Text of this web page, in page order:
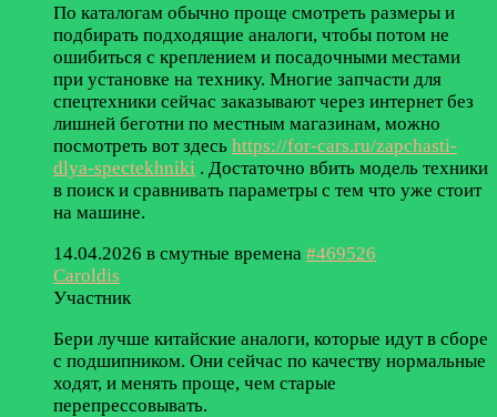
По каталогам обычно проще смотреть размеры и
подбирать подходящие аналоги, чтобы потом не
ошибиться с креплением и посадочными местами
при установке на технику. Многие запчасти для
спецтехники сейчас заказывают через интернет без
лишней беготни по местным магазинам, можно
посмотреть вот здесь https://for-cars.ru/zapchasti-
dlya-spectekhniki . Достаточно вбить модель техники
в поиск и сравнивать параметры с тем что уже стоит
на машине.
14.04.2026 в смутные времена #469526
Caroldis
Участник
Бери лучше китайские аналоги, которые идут в сборе
с подшипником. Они сейчас по качеству нормальные
ходят, и менять проще, чем старые
перепрессовывать.